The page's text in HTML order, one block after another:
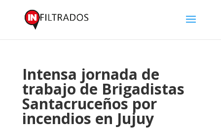
Intensa jornada de
trabajo de Brigadistas
Santacruceños por
incendios en Jujuy